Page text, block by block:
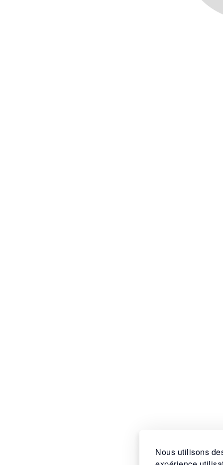
Nous utilisons